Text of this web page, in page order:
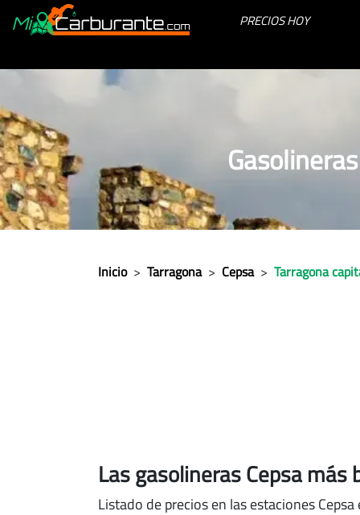
PRECIOS HOY
Inicio > Tarragona > Cepsa > Tarragona
Las gasolineras Cepsa
Listado de precios en las estaciones